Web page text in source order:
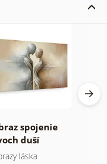
spojenie
duší
láska